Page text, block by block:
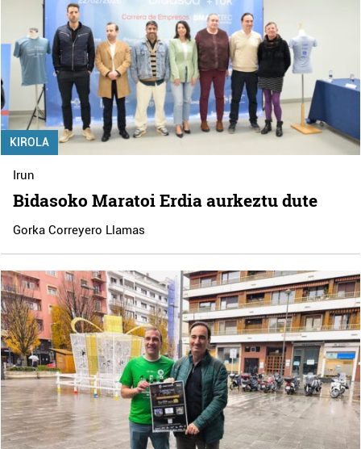
KIROLA
Irun
Bidasoko Maratoi Erdia aurkeztu dute
Gorka Correyero Llamas